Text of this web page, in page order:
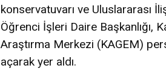
konservatuvarı ve Uluslararası
Öğrenci İşleri Daire Başkanlığı,
Araştırma Merkezi (KAGEM)
açarak yer aldı.